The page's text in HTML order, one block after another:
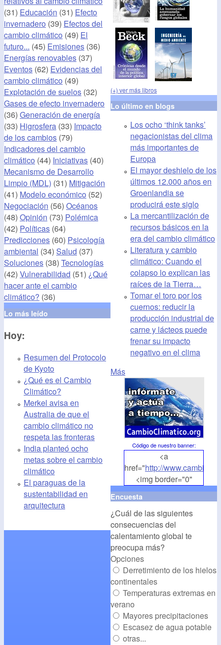
(31) Educación (31) Efecto
invernadero (39) Efectos del
cambio climático (49) El
futuro... (45) Emisiones (36)
Energías renovables (37)
Eventos (62) Evidencias del
cambio climático (49)
Explotación de suelos (32)
Gases de efecto invernadero
(36) Generación de energía
(33) Higrosfera (33) Impacto
de los cambios (79)
Indicadores del cambio
climático (44) Iniciativas (40)
Mecanismo de Desarrollo
Limpio (MDL) (31) Mitigación
(41) Modelo económico (52)
Negociación (56) Océanos
(48) Opinión (73) Polémica
(42) Políticas (64)
Predicciones (60) Psicología
ambiental (34) Salud (37)
Soluciones (38) Tecnologías
(42) Vulnerabilidad (51) ¿Qué
hacer ante el cambio
climático? (36)
Lo más leído
Hoy:
Resumen del Protocolo
de Kyoto
¿Qué es el Cambio
Climático?
Merkel avisa en
Australia de que el
cambio climático no
respeta las fronteras
India planteó ocho
metas sobre el cambio
climático
El paraguas de la
sustentabilidad en
arquitectura
(+) ver más libros
Lo último en blogs
Los ocho ‘think tanks’
negacionistas del clima
más importantes de
Europa
El mayor deshielo de los
últimos 12.000 años en
Groenlandia se
producirá este siglo
La mercantilización de
recursos básicos en la
era del cambio climático
Literatura y cambio
climático: Cuando el
colapso lo explican las
raíces de la Tierra…
Tomar el toro por los
cuernos: reducir la
producción industrial de
carne y lácteos puede
frenar su impacto
negativo en el clima
Más
Código de nuestro banner:
<a
href="http://
<img border="0"
align="middle"
src="http://
alt="CambioClimatico.org"
/></a>
Encuesta
¿Cuál de las siguientes
consecuencias del
calentamiento global te
preocupa más?
Opciones
Derretimiento de los hielos
continentales
Temperaturas extremas en
verano
Mayores precipitaciones
Escasez de agua potable
otras...